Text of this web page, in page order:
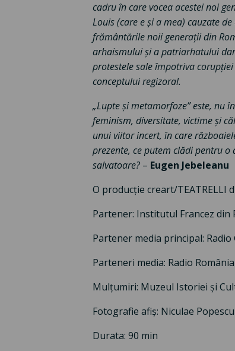
cadru în care vocea acestei noi
Louis (care e și a mea) cauzate
frământările noii generații din
arhaismului și a patriarhatului
protestele sale împotriva
conceptului regizoral.
„Lupte și metamorfoze” este, nu
feminism, diversitate, victime și
unui viitor incert, în care
prezente, ce putem clădi pentru
salvatoare?– Eugen Jebeleanu
O producție creart/
Partener: Institutul Francez din
Partener media principal: Radio
Parteneri media: Radio
Mulțumiri: Muzeul Istoriei și
Fotografie afiș: Niculae Popescu
Durata: 90 min